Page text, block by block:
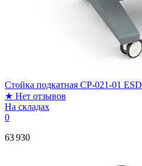
Стойка подкатная CP-021-01 ESD
★ Нет отзывов
На складах
0
63 930